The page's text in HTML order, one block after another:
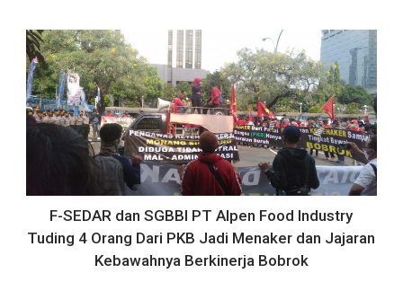
F-SEDAR dan SGBBI PT Alpen Food Industry
Tuding 4 Orang Dari PKB Jadi Menaker dan Jajaran
Kebawahnya Berkinerja Bobrok